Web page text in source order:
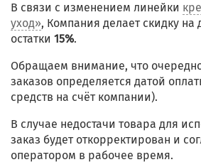
В связи с изменением линейки
уход», Компания делает скидку
остатки 15%.
Обращаем внимание, что
заказов определяется датой
средств на счёт компании).
В случае недостачи товара для
заказ будет откорректирован и
оператором в рабочее время.